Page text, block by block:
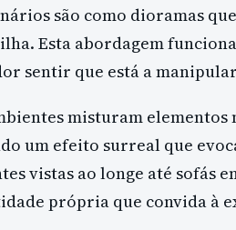
são como dioramas
Esta abordagem
sentir que está a
misturam
um efeito surreal que
vistas ao longe até sofás
própria que convida à